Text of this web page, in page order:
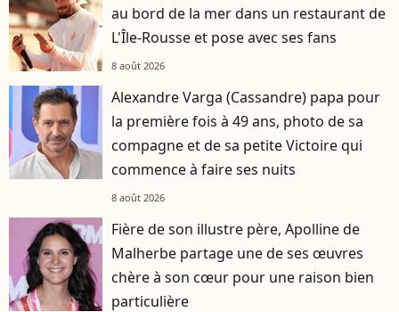
au bord de la mer dans un restaurant de
L'Île-Rousse et pose avec ses fans
8 août 2026
Alexandre Varga (Cassandre) papa pour
la première fois à 49 ans, photo de sa
compagne et de sa petite Victoire qui
commence à faire ses nuits
8 août 2026
Fière de son illustre père, Apolline de
Malherbe partage une de ses œuvres
chère à son cœur pour une raison bien
particulière